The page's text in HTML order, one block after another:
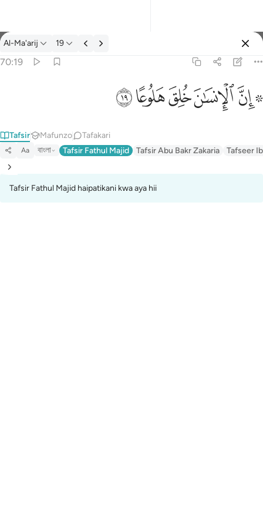
Tafsir: Al-Ma'arij 70:19
Al-Ma'arij 19
70:19
ﱪ ﱫﱬﱭﱮﱯ
Tafsir Mafunzo Tafakari
Aa বাংলা Tafsir Fathul Majid Tafsir Abu Bakr Zakaria Tafseer
Tafsir Fathul Majid haipatikani kwa aya hii